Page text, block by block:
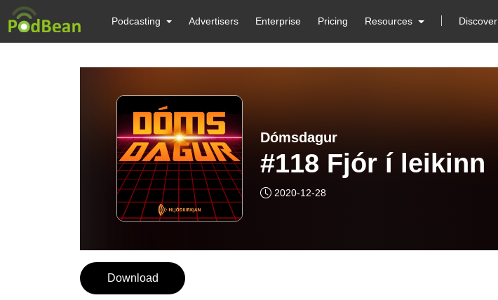
Podcasting Advertisers Enterprise Pricing Resources Discover
Dómsdagur
#118 Fjór í leikinn
2020-12-28
Download